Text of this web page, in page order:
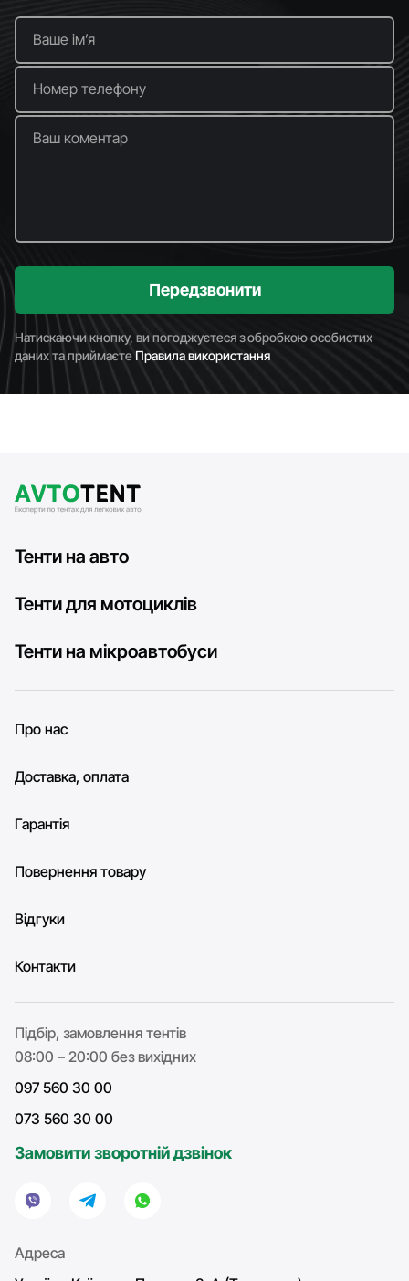
Ваше імʼя
Номер телефону
Ваш коментар
Передзвонити
Натискаючи кнопку, ви погоджуєтеся з обробкою особистих
даних та приймаєтеПравила використання
Тенти на авто
Тенти для мотоциклів
Тенти на мікроавтобуси
Про нас
Доставка, оплата
Гарантія
Повернення товару
Відгуки
Контакти
Підбір, замовлення тентів
08:00 – 20:00 без вихідних
097 560 30 00
073 560 30 00
Замовити зворотній дзвінок
Адреса